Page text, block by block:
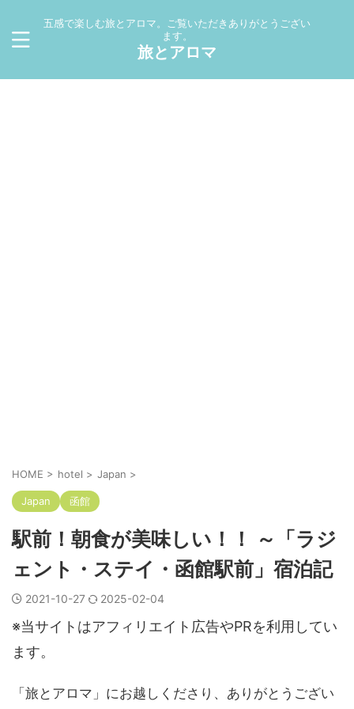
五感で楽しむ旅とアロマ。ご覧いただきありがとうござい
ます。
旅とアロマ
HOME > hotel > Japan >
Japan 函館
駅前！朝食が美味しい！！ ～「ラジ
ェント・ステイ・函館駅前」宿泊記
2021-10-27 2025-02-04
※当サイトはアフィリエイト広告やPRを利用してい
ます。
「旅とアロマ」にお越しくださり、ありがとうござい